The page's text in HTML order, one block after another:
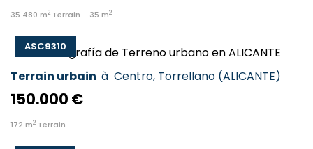
35.480 m2 Terrain 35 m2
ASC9310
Terrain urbain à Centro, Torrellano (ALICANTE)
150.000 €
172 m2 Terrain